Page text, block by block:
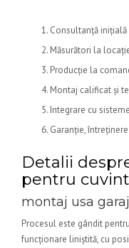
Consultanță
Măsurători la
Producție la
Montaj calificat și
Integrare cu
Garanție,
Detalii
pentru
montaj usa
Procesul este gândit
funcționare liniștită, cu